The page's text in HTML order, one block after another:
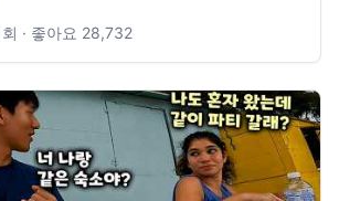
음 영상으로 알려드릴게요. 감사합니다. -
프로 16인치, 파이널컷 X 음원 : Epidemic
회 · 좋아요 28,732